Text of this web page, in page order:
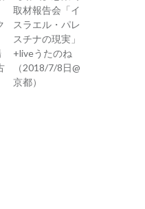
取材報告会「イ
スラエル・パレ
スチナの現実」
+liveうたのね
（2018/7/8日@
京都）